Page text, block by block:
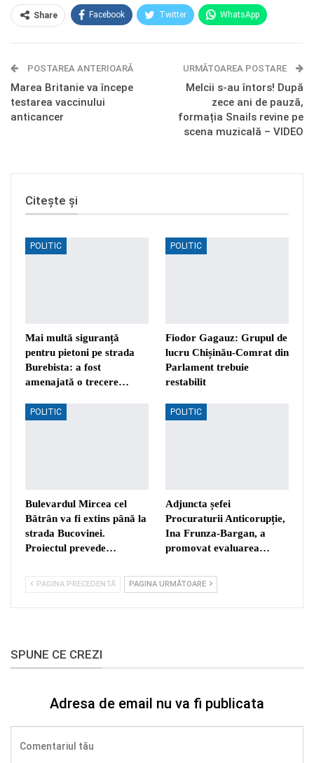
Share Facebook Twitter WhatsApp
Telegram OK.ru
POSTAREA ANTERIOARĂ
Marea Britanie va începe
testarea vaccinului
anticancer
URMĂTOAREA POSTARE
Melcii s-au întors! După
zece ani de pauză,
formația Snails revine pe
scena muzicală – VIDEO
Citește și
POLITIC
Mai multă siguranță
pentru pietoni pe strada
Burebista: a fost
amenajată o trecere…
POLITIC
Fiodor Gagauz: Grupul de
lucru Chișinău-Comrat din
Parlament trebuie
restabilit
POLITIC
Bulevardul Mircea cel
Bătrân va fi extins până la
strada Bucovinei.
Proiectul prevede…
POLITIC
Adjuncta șefei
Procuraturii Anticorupție,
Ina Frunza-Bargan, a
promovat evaluarea…
PAGINA PRECEDENTĂ PAGINA URMĂTOARE
SPUNE CE CREZI
Adresa de email nu va fi publicata